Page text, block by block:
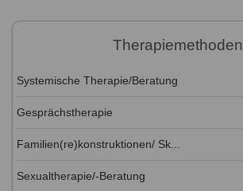
Therapiemethoden
Systemische Therapie/Beratung
Gesprächstherapie
Familien(re)konstruktionen/ Sk...
Sexualtherapie/-Beratung